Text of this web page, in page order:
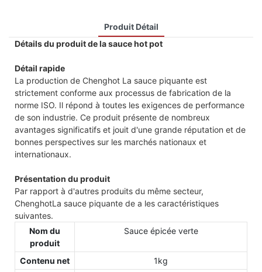
Produit Détail
Détails du produit de la sauce hot pot
Détail rapide
La production de Chenghot La sauce piquante est
strictement conforme aux processus de fabrication de la
norme ISO. Il répond à toutes les exigences de performance
de son industrie. Ce produit présente de nombreux
avantages significatifs et jouit d'une grande réputation et de
bonnes perspectives sur les marchés nationaux et
internationaux.
Présentation du produit
Par rapport à d'autres produits du même secteur,
ChenghotLa sauce piquante de a les caractéristiques
suivantes.
Nom du
produit
Sauce épicée verte
Contenu net
1kg